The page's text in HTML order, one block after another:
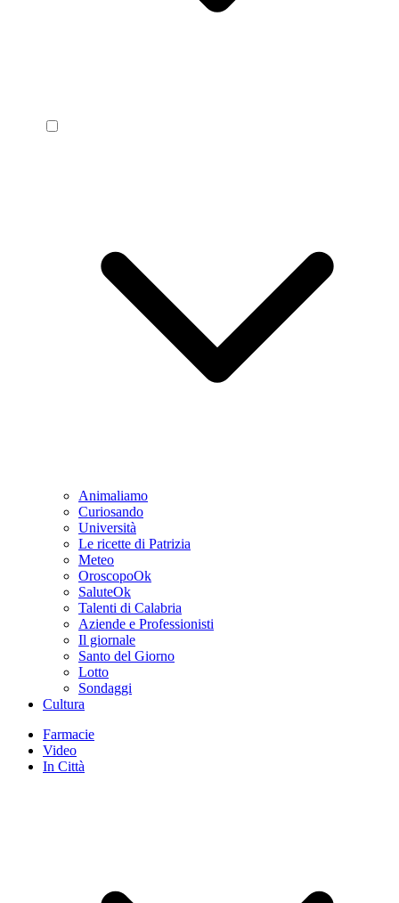
Animaliamo
Curiosando
Università
Le ricette di Patrizia
Meteo
OroscopoOk
SaluteOk
Talenti di Calabria
Aziende e Professionisti
Il giornale
Santo del Giorno
Lotto
Sondaggi
Cultura
Farmacie
Video
In Città